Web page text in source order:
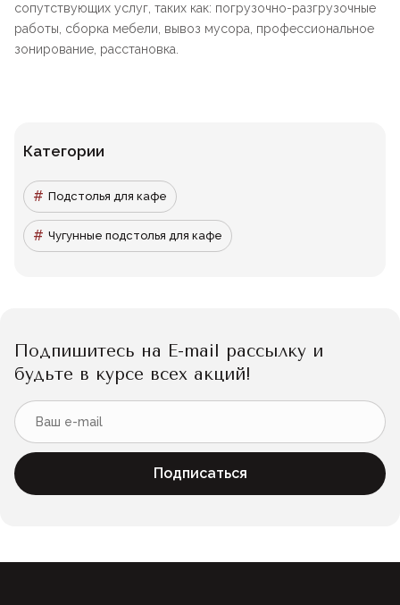
сопутствующих услуг, таких как: погрузочно-разгрузочные
работы, сборка мебели, вывоз мусора, профессиональное
зонирование, расстановка.
Категории
Подстолья для кафе
Чугунные подстолья для кафе
Подпишитесь на E-mail рассылку и
будьте в курсе всех акций!
Подписаться